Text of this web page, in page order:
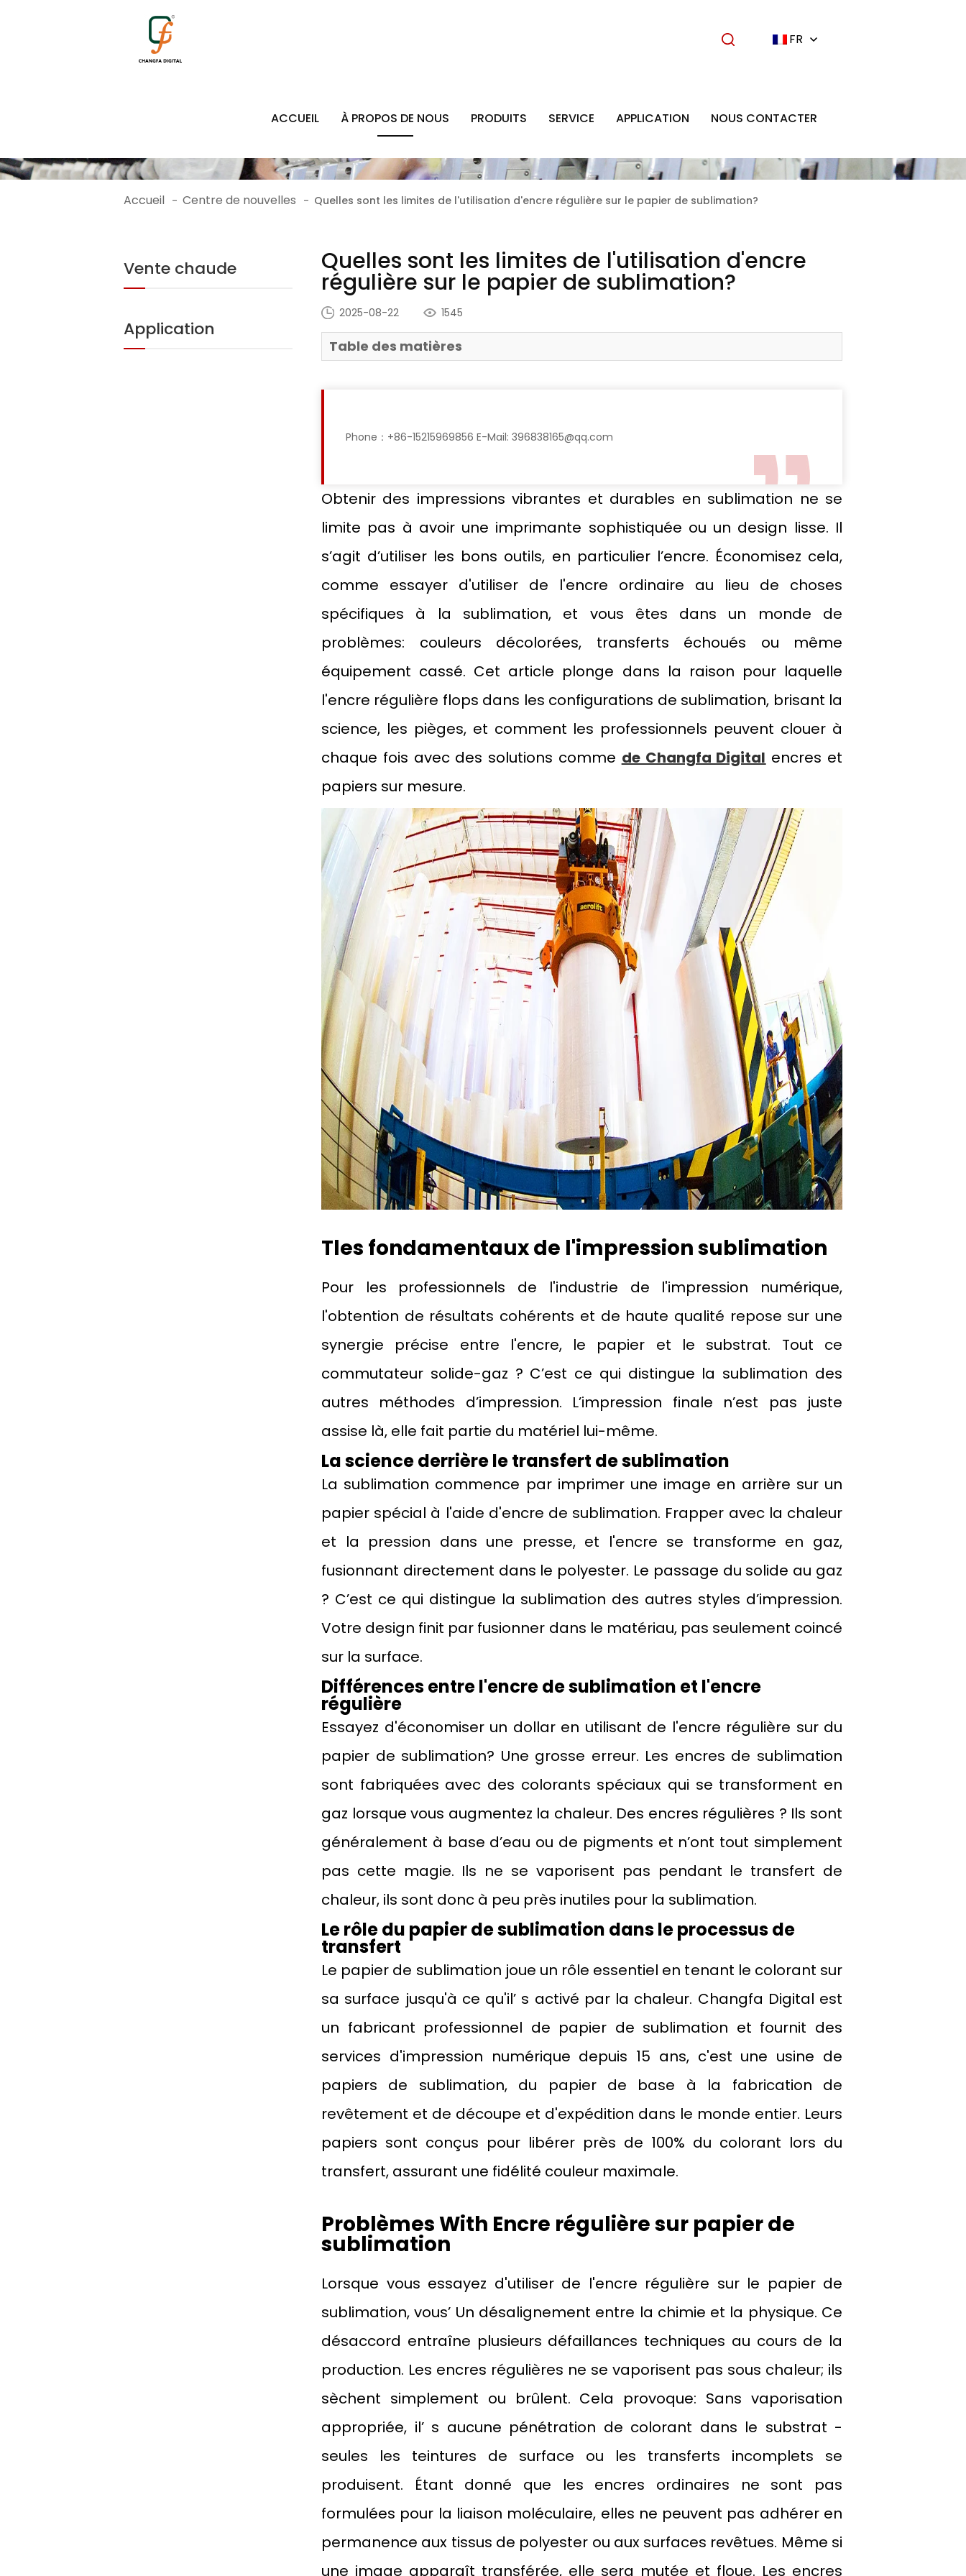
FR
ACCUEIL À PROPOS DE NOUS PRODUITS SERVICE APPLICATION NOUS CONTACTER
Accueil - Centre de nouvelles - Quelles sont les limites de l'utilisation d'encre régulière sur le papier de sublimation?
Vente chaude
Application
Quelles sont les limites de l'utilisation d'encre
régulière sur le papier de sublimation?
2025-08-22 1545
Table des matières
Phone：+86-15215969856 E-Mail: 396838165@qq.com
Obtenir des impressions vibrantes et durables en sublimation ne se
limite pas à avoir une imprimante sophistiquée ou un design lisse. Il
s’agit d’utiliser les bons outils, en particulier l’encre. Économisez cela,
comme essayer d'utiliser de l'encre ordinaire au lieu de choses
spécifiques à la sublimation, et vous êtes dans un monde de
problèmes: couleurs décolorées, transferts échoués ou même
équipement cassé. Cet article plonge dans la raison pour laquelle
l'encre régulière flops dans les configurations de sublimation, brisant la
science, les pièges, et comment les professionnels peuvent clouer à
chaque fois avec des solutions comme de Changfa Digital encres et
papiers sur mesure.
Tles fondamentaux de l'impression sublimation
Pour les professionnels de l'industrie de l'impression numérique,
l'obtention de résultats cohérents et de haute qualité repose sur une
synergie précise entre l'encre, le papier et le substrat. Tout ce
commutateur solide-gaz ? C’est ce qui distingue la sublimation des
autres méthodes d’impression. L’impression finale n’est pas juste
assise là, elle fait partie du matériel lui-même.
La science derrière le transfert de sublimation
La sublimation commence par imprimer une image en arrière sur un
papier spécial à l'aide d'encre de sublimation. Frapper avec la chaleur
et la pression dans une presse, et l'encre se transforme en gaz,
fusionnant directement dans le polyester. Le passage du solide au gaz
? C’est ce qui distingue la sublimation des autres styles d’impression.
Votre design finit par fusionner dans le matériau, pas seulement coincé
sur la surface.
Différences entre l'encre de sublimation et l'encre
régulière
Essayez d'économiser un dollar en utilisant de l'encre régulière sur du
papier de sublimation? Une grosse erreur. Les encres de sublimation
sont fabriquées avec des colorants spéciaux qui se transforment en
gaz lorsque vous augmentez la chaleur. Des encres régulières ? Ils sont
généralement à base d’eau ou de pigments et n’ont tout simplement
pas cette magie. Ils ne se vaporisent pas pendant le transfert de
chaleur, ils sont donc à peu près inutiles pour la sublimation.
Le rôle du papier de sublimation dans le processus de
transfert
Le papier de sublimation joue un rôle essentiel en tenant le colorant sur
sa surface jusqu'à ce qu'il’ s activé par la chaleur. Changfa Digital est
un fabricant professionnel de papier de sublimation et fournit des
services d'impression numérique depuis 15 ans, c'est une usine de
papiers de sublimation, du papier de base à la fabrication de
revêtement et de découpe et d'expédition dans le monde entier. Leurs
papiers sont conçus pour libérer près de 100% du colorant lors du
transfert, assurant une fidélité couleur maximale.
ProblèmesWith Encre régulière sur papier de
sublimation
Lorsque vous essayez d'utiliser de l'encre régulière sur le papier de
sublimation, vous’ Un désalignement entre la chimie et la physique. Ce
désaccord entraîne plusieurs défaillances techniques au cours de la
production. Les encres régulières ne se vaporisent pas sous chaleur; ils
sèchent simplement ou brûlent. Cela provoque: Sans vaporisation
appropriée, il’ s aucune pénétration de colorant dans le substrat -
seules les teintures de surface ou les transferts incomplets se
produisent. Étant donné que les encres ordinaires ne sont pas
formulées pour la liaison moléculaire, elles ne peuvent pas adhérer en
permanence aux tissus de polyester ou aux surfaces revêtues. Même si
une image apparaît transférée, elle sera mutée et floue. Les encres